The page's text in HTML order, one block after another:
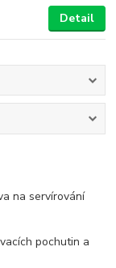
Detail
na servírování
pochutin a